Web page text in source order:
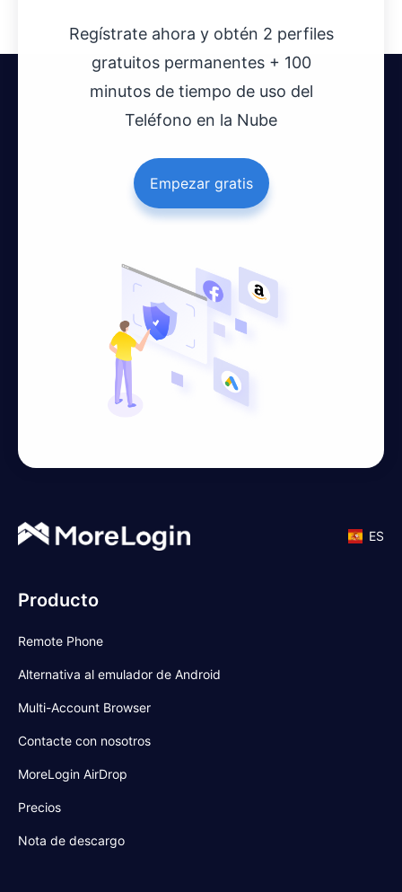
Regístrate ahora y obtén 2 perfiles
gratuitos permanentes + 100
minutos de tiempo de uso del
Teléfono en la Nube
Empezar gratis
ES
Producto
Remote Phone
Alternativa al emulador de Android
Multi-Account Browser
Contacte con nosotros
MoreLogin AirDrop
Precios
Nota de descargo